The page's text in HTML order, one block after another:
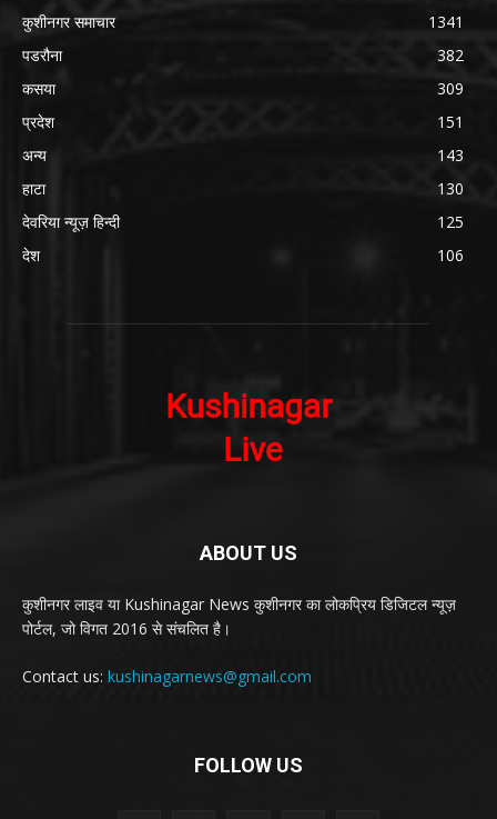
कुशीनगर समाचार
1341
पडरौना
382
कसया
309
प्रदेश
151
अन्य
143
हाटा
130
देवरिया न्यूज़ हिन्दी
125
देश
106
ABOUT US
कुशीनगर लाइव या Kushinagar News कुशीनगर का लोकप्रिय डिजिटल न्यूज़
पोर्टल, जो विगत 2016 से संचलित है।
Contact us: kushinagarnews@gmail.com
FOLLOW US